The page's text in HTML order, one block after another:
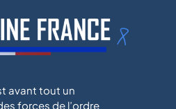
avant tout un
forces de l’ordre